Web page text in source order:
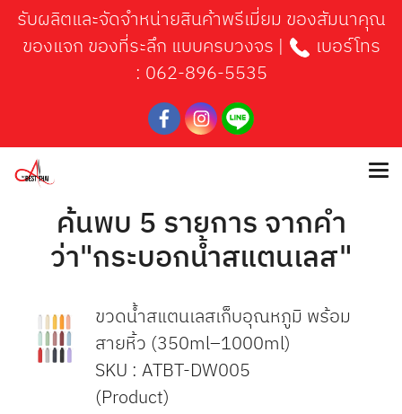
รับผลิตและจัดจำหน่ายสินค้าพรีเมี่ยม ของสัมนาคุณ
ของแจก ของที่ระลึก แบบครบวงจร |
เบอร์โทร
: 062-896-5535
ค้นพบ 5 รายการ จากคำ
ว่า"กระบอกน้ำสแตนเลส"
ขวดน้ำสแตนเลสเก็บอุณหภูมิ พร้อม
สายหิ้ว (350ml–1000ml)
SKU : ATBT-DW005
(Product)